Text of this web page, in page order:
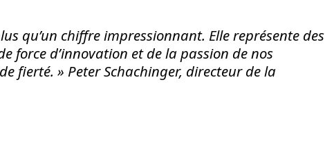
qu’un chiffre impressionnant. Elle représente des
force d’innovation et de la passion de nos
fierté. » Peter Schachinger, directeur de la